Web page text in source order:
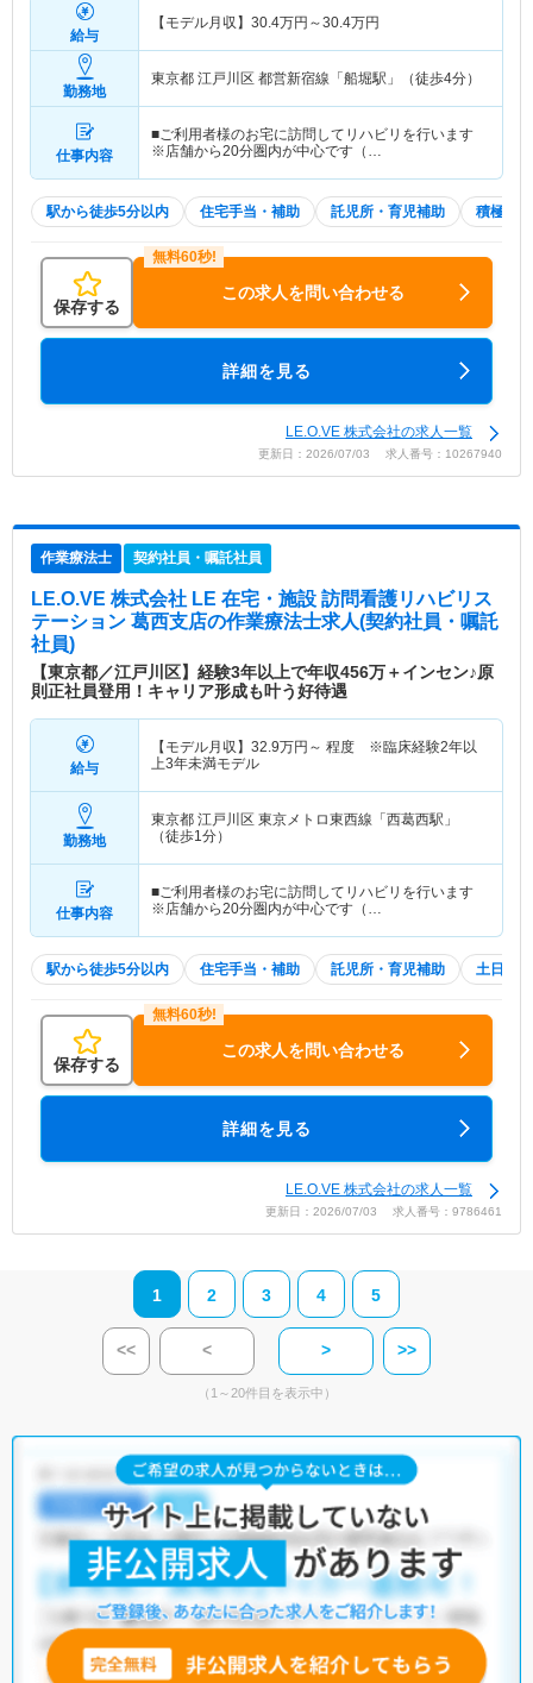
給与
【モデル月収】 30.4万円～30.4万円
勤務地
東京都 江戸川区 都営新宿線「船堀駅」（徒歩4分）
仕事内容
■ご利用者様のお宅に訪問してリハビリを行います
※店舗から20分圏内が中心です（…
駅から徒歩5分以内 住宅手当・補助 託児所・育児補助 積極採
保存する
この求人を問い合わせる
詳細を見る
LE.O.VE 株式会社の求人一覧
更新日：2026/07/03 求人番号：10267940
作業療法士 契約社員・嘱託社員
LE.O.VE 株式会社 LE 在宅・施設 訪問看護リハビリス
テーション 葛西支店の作業療法士求人(契約社員・嘱託
社員)
【東京都／江戸川区】経験3年以上で年収456万＋インセン♪原
則正社員登用！キャリア形成も叶う好待遇
給与
【モデル月収】 32.9万円～ 程度 ※臨床経験2年以
上3年未満モデル
勤務地
東京都 江戸川区 東京メトロ東西線「西葛西駅」
（徒歩1分）
仕事内容
■ご利用者様のお宅に訪問してリハビリを行います
※店舗から20分圏内が中心です（…
駅から徒歩5分以内 住宅手当・補助 託児所・育児補助 土日祝休
保存する
この求人を問い合わせる
詳細を見る
LE.O.VE 株式会社の求人一覧
更新日：2026/07/03 求人番号：9786461
1 2 3 4 5
<< < > >>
（1～20件目を表示中）